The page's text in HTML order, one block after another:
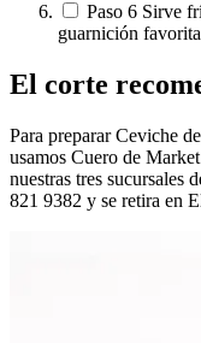
Paso 6 Sirve
guarnición
El corte
Para preparar Ceviche
usamos Cuero de
nuestras tres sucursales
821 9382 y se retira en